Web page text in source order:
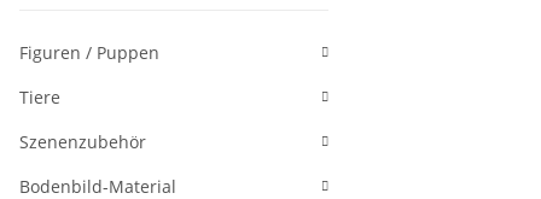
Figuren / Puppen
Tiere
Szenenzubehör
Bodenbild-Material